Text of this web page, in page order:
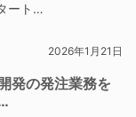
ート…
2026年1月21日
発の発注業務を